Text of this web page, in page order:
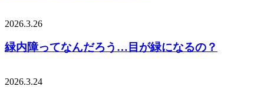
2026.3.26
緑内障ってなんだろう…目が緑になるの？
2026.3.24